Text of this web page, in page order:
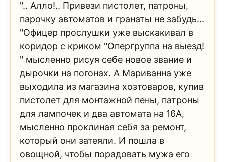
".. Алло!.. Привези пистолет, патроны,
парочку автоматов и гранаты не забудь...
"Офицер прослушки уже выскакивал в
коридор с криком "Опергруппа на выезд!
" мысленно рисуя себе новое звание и
дырочки на погонах. А Мариванна уже
выходила из магазина хозтоваров, купив
пистолет для монтажной пены, патроны
для лампочек и два автомата на 16А,
мысленно проклиная себя за ремонт,
который они затеяли. И пошла в
овощной, чтобы порадовать мужа его